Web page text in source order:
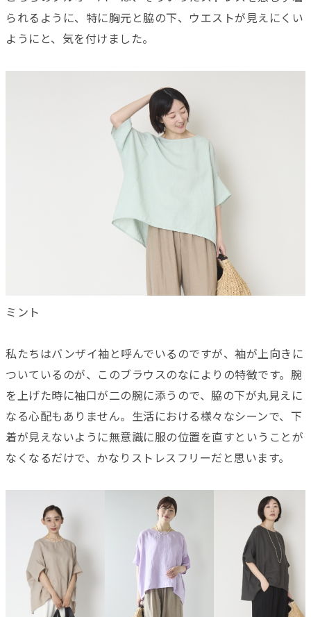
られるように、特に胸元と脇の下、ウエストが見えにくい
ようにと、気を付けました。
ミント
私たちはバンザイ袖と呼んでいるのですが、袖が上向きに
ついているのが、このブラウスのなによりの特徴です。腕
を上げた時に袖口が二の腕に添うので、脇の下が丸見えに
なる心配もありません。生活における様々なシーンで、下
着が見えないように無意識に服の位置を直すということが
なくなるだけで、かなりストレスフリーだと思います。